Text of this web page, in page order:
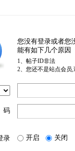
您没有登录或者您
能有如下几个原因
1、帖子ID非法
2、您还不是站点会员
码
录 开启 关闭